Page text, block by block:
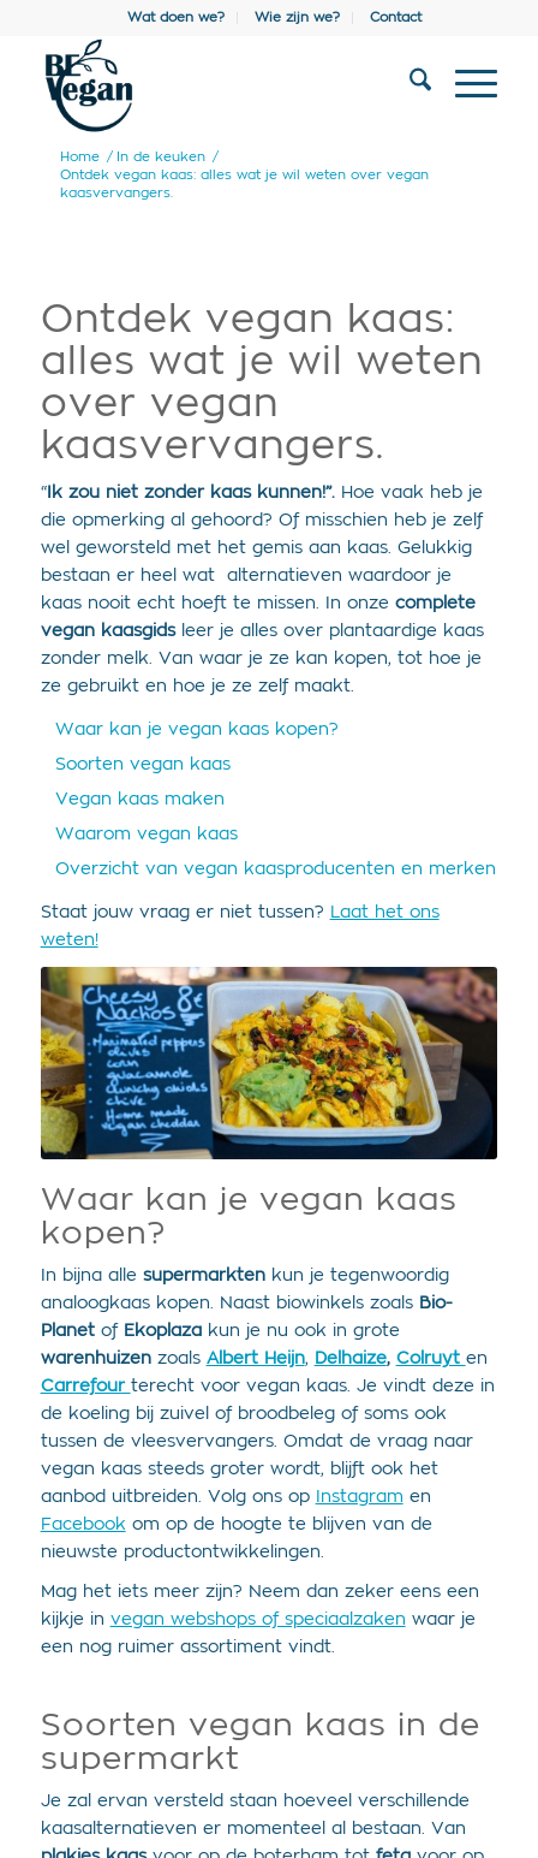
Wat doen we? Wie zijn we? Contact
Home / In de keuken /
Ontdek vegan kaas: alles wat je wil weten over vegan
kaasvervangers.
Ontdek vegan kaas:
alles wat je wil weten
over vegan
kaasvervangers.
“Ik zou niet zonder kaas kunnen!”.Hoe vaak heb je
die opmerking al gehoord? Of misschien heb je zelf
wel geworsteld met het gemis aan kaas. Gelukkig
bestaan er heel wat alternatieven waardoor je
kaas nooit echt hoeft te missen. In onze complete
vegan kaasgidsleer je alles over plantaardige kaas
zonder melk. Van waar je ze kan kopen, tot hoe je
ze gebruikt en hoe je ze zelf maakt.
Waar kan je vegan kaas kopen?
Soorten vegan kaas
Vegan kaas maken
Waarom vegan kaas
Overzicht van vegan kaasproducenten en merken
Staat jouw vraag er niet tussen? Laat het ons
weten!
Waar kan je vegan kaas
kopen?
In bijna alle supermarktenkun je tegenwoordig
analoogkaas kopen. Naast biowinkels zoals Bio-
Planetof Ekoplazakun je nu ook in grote
warenhuizenzoals Albert Heijn, Delhaize, Colruyt en
Carrefour terecht voor vegan kaas. Je vindt deze in
de koeling bij zuivel of broodbeleg of soms ook
tussen de vleesvervangers. Omdat de vraag naar
vegan kaas steeds groter wordt, blijft ook het
aanbod uitbreiden. Volg ons op
Instagram en
Facebook om op de hoogte te blijven van de
nieuwste productontwikkelingen.
Mag het iets meer zijn? Neem dan zeker eens een
kijkje in vegan webshops of speciaalzaken waar je
een nog ruimer assortiment vindt.
Soorten vegan kaas in de
supermarkt
Je zal ervan versteld staan hoeveel verschillende
kaasalternatieven er momenteel al bestaan. Van